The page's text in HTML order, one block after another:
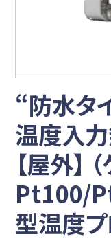
“防水タ
温度入
【屋外】
Pt100/
型温度プ